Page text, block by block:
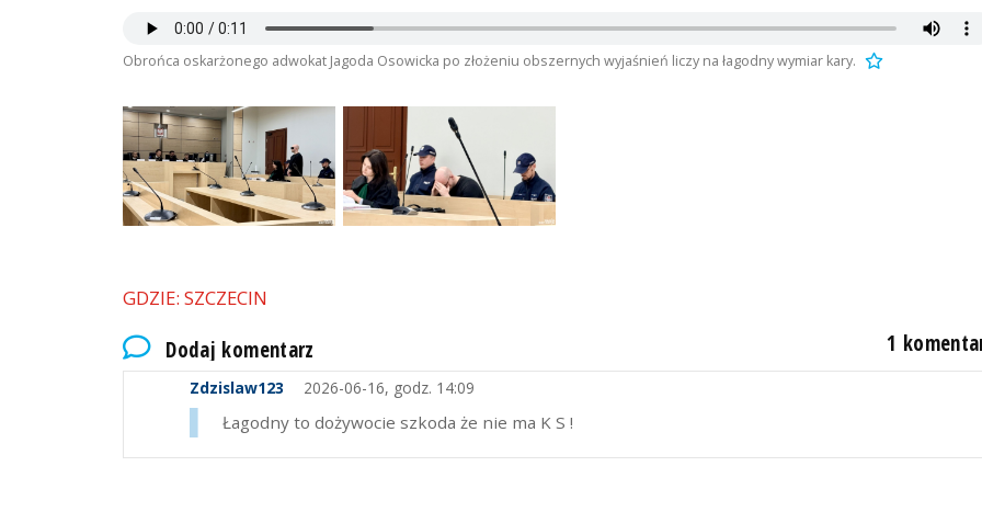
Obrońca oskarżonego adwokat Jagoda Osowicka po złożeniu obszernych wyjaśnień liczy na łagodny wymiar kary.
GDZIE: SZCZECIN
Dodaj komentarz 1
Zdzislaw123 2026-06-16, godz. 14:09
Łagodny to dożywocie szkoda że nie ma K S !